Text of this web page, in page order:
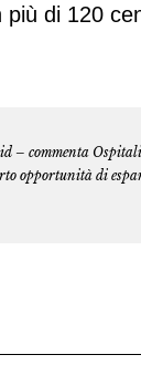
più di 120
– commenta
opportunità di